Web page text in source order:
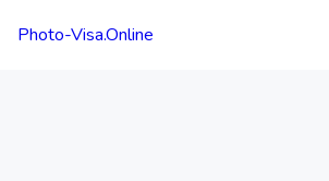
Photo-Visa.Online